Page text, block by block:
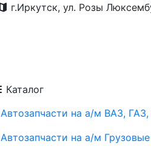
г.Иркутск, ул. Розы
Каталог
Автозапчасти на а/м ВАЗ,
Автозапчасти на а/м